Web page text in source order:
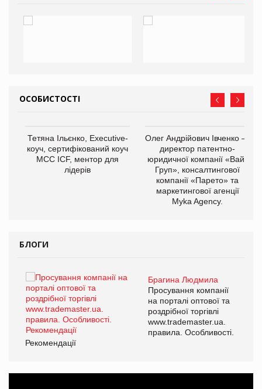
ОСОБИСТОСТІ
Тетяна Ільєнко, Executive-
коуч, сертифікований коуч
МСС ICF, ментор для
лідерів
Олег Андрійович Івченко —
директор патентно-
юридичної компанії «Вайз
Груп», консалтингової
компанії «Парето» та
маркетингової агенції
Myka Agency.
БЛОГИ
Брагина Людмила
Просування компанії
на порталі оптової та
роздрібної торгівлі
www.trademaster.ua.
правила. Особливості.
Рекомендації